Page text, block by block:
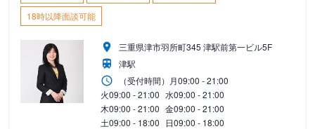
18時以降面談可能
三重県津市羽所町345 津駅前第一ビル5F
津駅
（受付時間） 月09:00 - 21:00
火09:00 - 21:00 水09:00 - 21:00
木09:00 - 21:00 金09:00 - 21:00
土09:00 - 18:00 日09:00 - 18:00